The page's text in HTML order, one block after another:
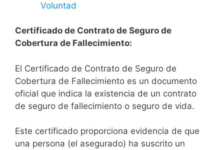
Voluntad
Certificado de Contrato de Seguro de
Cobertura de Fallecimiento:
El Certificado de Contrato de Seguro de
Cobertura de Fallecimiento es un documento
oficial que indica la existencia de un contrato
de seguro de fallecimiento o seguro de vida.
Este certificado proporciona evidencia de que
una persona (el asegurado) ha suscrito un